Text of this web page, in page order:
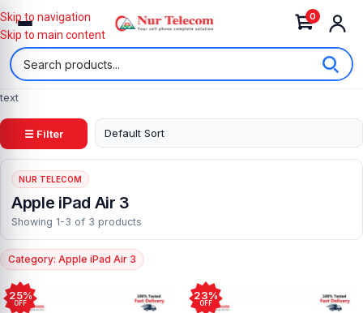
0
Skip to navigation
Skip to main content
text
☰ Filter
NUR TELECOM
Apple iPad Air 3
Showing 1-3 of 3 products
Category: Apple iPad Air 3
25%
OFF
23%
OFF